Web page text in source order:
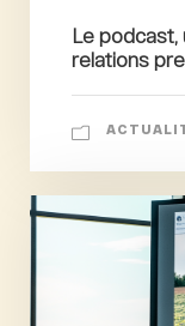
Le podcast,
relations